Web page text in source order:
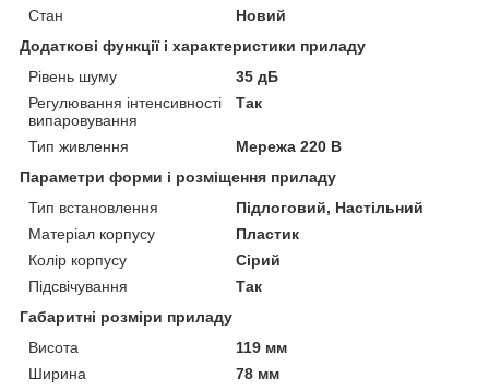
Стан
Новий
Додаткові функції і характеристики приладу
Рівень шуму
35 дБ
Регулювання інтенсивності
випаровування
Так
Тип живлення
Мережа 220 В
Параметри форми і розміщення приладу
Тип встановлення
Підлоговий, Настільний
Матеріал корпусу
Пластик
Колір корпусу
Сірий
Підсвічування
Так
Габаритні розміри приладу
Висота
119 мм
Ширина
78 мм